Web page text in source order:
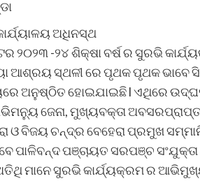
ଅଧିନସ୍ଥ
୨୦୨୩ -୨୪ ଶିକ୍ଷା ବର୍ଷ ର ସୁରଭି
ଆଶ୍ରୟ ସ୍ଥଳୀ ରେ ପୃଥକ ପୃଥକ ଭାବେ
ଅନୁଷ୍ଠିତ ହୋଇଯାଇଛି l ଏଥିରେ
ଜେନା, ମୁଖ୍ୟବକ୍ତା
ଓ ବିଜୟ ଚନ୍ଦ୍ର ବେହେରା ପ୍ରମୁଖ
ପାଳିବନ୍ଦ ପଞ୍ଚାୟତ ସରପଞ୍ଚ
ଅତିଥି ମାନେ ସୁରଭି କାର୍ଯ୍ୟକ୍ରମ ର